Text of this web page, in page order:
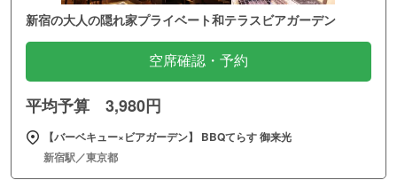
新宿の大人の隠れ家プライベート和テラスビアガーデン
空席確認・予約
平均予算 3,980円
【バーベキュー×ビアガーデン】 BBQてらす 御来光
新宿駅／東京都